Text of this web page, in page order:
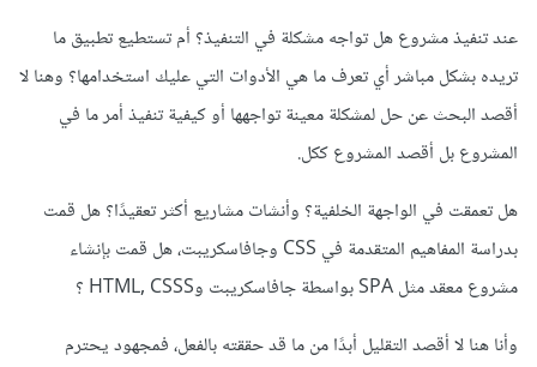
عند تنفيذ مشروع هل تواجه مشكلة في التنفيذ؟ أم تستطيع تطبيق ما
تريده بشكل مباشر أي تعرف ما هي الأدوات التي عليك استخدامها؟ وهنا لا
أقصد البحث عن حل لمشكلة معينة تواجهها أو كيفية تنفيذ أمر ما في
المشروع بل أقصد المشروع ككل.
هل تعمقت في الواجهة الخلفية؟ وأنشات مشاريع أكثر تعقيدًا؟ هل قمت
بدراسة المفاهيم المتقدمة في CSS وجافاسكريبت، هل قمت بإنشاء
مشروع معقد مثل SPA بواسطة جافاسكريبت وHTML, CSSS ؟
وأنا هنا لا أقصد التقليل أبدًا من ما قد حققته بالفعل، فمجهود يحترم